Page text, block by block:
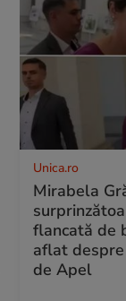
Unica.ro
Mirabela
flancată de
aflat
de Apel